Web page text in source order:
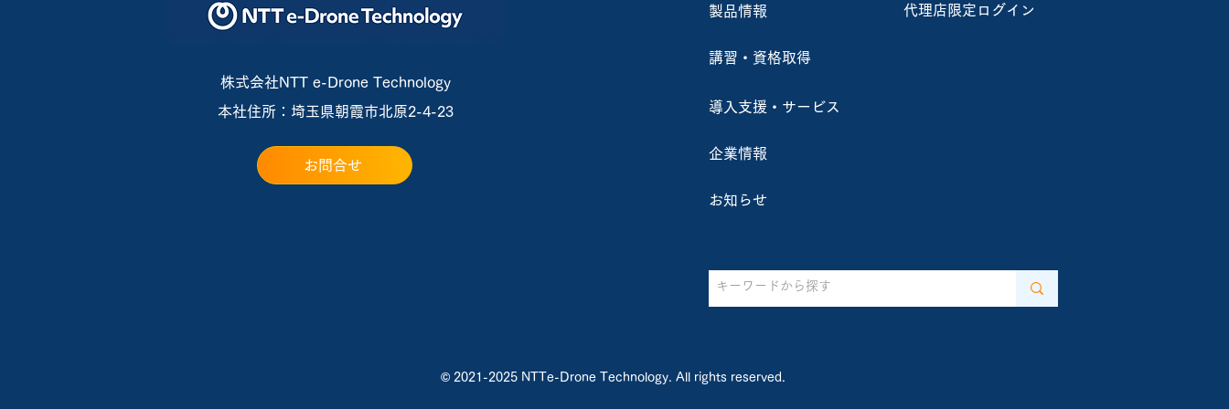
新型鳥獣害対策機「BB102」
提供開始
～受付終了～【2/2北海道夕
張郡栗山町】E.R.T.S.農業コ
開催
株式会社NTT e-Drone Technology
本社住所：埼玉県朝霞市北原2-4-23
お問合せ
製品情報 代理店限定ログイン
講習・資格取得
導入支援・サービス
企業情報
お知らせ
© 2021-2025 NTTe-Drone Technology. All rights reserved.